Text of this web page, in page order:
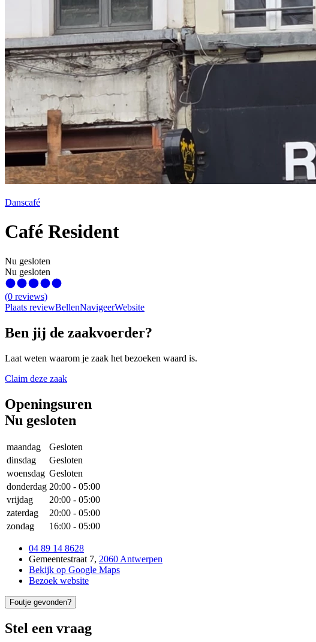
Danscafé
Café Resident
Nu gesloten
Nu gesloten
(0 reviews)
Plaats reviewBellenNavigeerWebsite
Ben jij de zaakvoerder?
Laat weten waarom je zaak het bezoeken waard is.
Claim deze zaak
Openingsuren
Nu gesloten
maandag
Gesloten
dinsdag
Gesloten
woensdag Gesloten
donderdag 20:00 - 05:00
vrijdag
20:00 - 05:00
zaterdag
20:00 - 05:00
zondag
16:00 - 05:00
04 89 14 8628
Gemeentestraat 7, 2060 Antwerpen
Bekijk op Google Maps
Bezoek website
Foutje gevonden?
Stel een vraag